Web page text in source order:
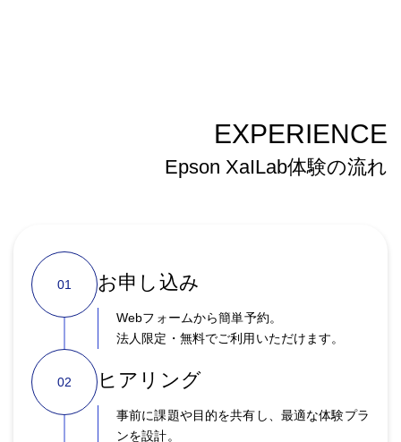
EXPERIENCE
Epson XaILab体験の流れ
01 お申し込み
Webフォームから簡単予約。
法人限定・無料でご利用いただけます。
02 ヒアリング
事前に課題や目的を共有し、最適な体験プラ
ンを設計。